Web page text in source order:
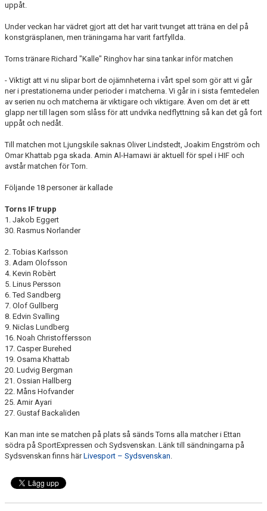
uppåt.
Under veckan har vädret gjort att det har varit tvunget att träna en del på
konstgräsplanen, men träningarna har varit fartfyllda.
Torns tränare Richard "Kalle" Ringhov har sina tankar inför matchen
- Viktigt att vi nu slipar bort de ojämnheterna i vårt spel som gör att vi går
ner i prestationerna under perioder i matcherna. Vi går in i sista femtedelen
av serien nu och matcherna är viktigare och viktigare. Även om det är ett
glapp ner till lagen som slåss för att undvika nedflyttning så kan det gå fort
uppåt och nedåt.
Till matchen mot Ljungskile saknas Oliver Lindstedt, Joakim Engström och
Omar Khattab pga skada. Amin Al-Hamawi är aktuell för spel i HIF och
avstår matchen för Torn.
Följande 18 personer är kallade
Torns IF trupp
1. Jakob Eggert
30. Rasmus Norlander
2. Tobias Karlsson
3. Adam Olofsson
4. Kevin Robèrt
5. Linus Persson
6. Ted Sandberg
7. Olof Gullberg
8. Edvin Svalling
9. Niclas Lundberg
16. Noah Christoffersson
17. Casper Burehed
19. Osama Khattab
20. Ludvig Bergman
21. Ossian Hallberg
22. Måns Hofvander
25. Amir Ayari
27. Gustaf Backaliden
Kan man inte se matchen på plats så sänds Torns alla matcher i Ettan
södra på SportExpressen och Sydsvenskan. Länk till sändningarna på
Sydsvenskan finns härLivesport – Sydsvenskan.